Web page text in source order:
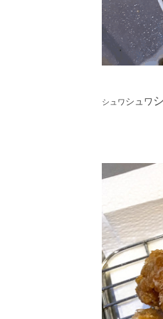
シュ ワシュワ